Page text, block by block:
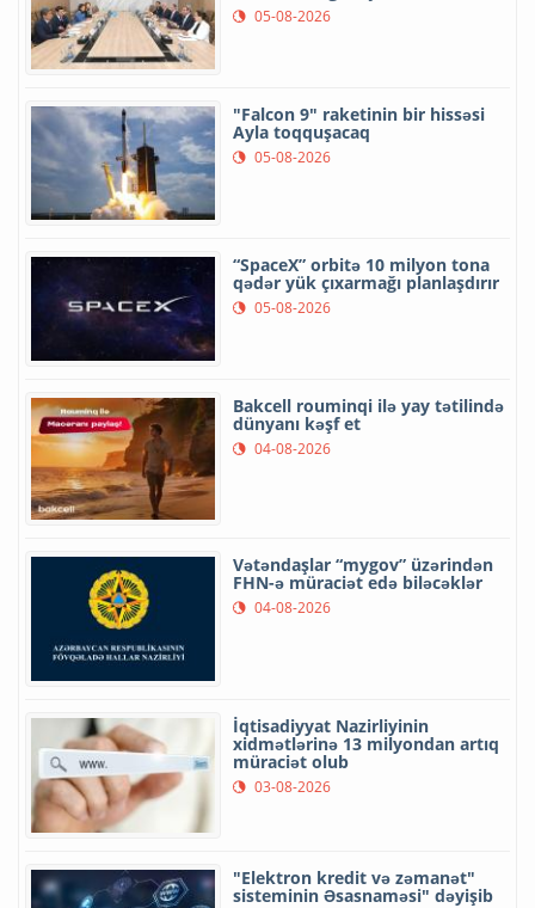
05-08-2026
"Falcon 9" raketinin bir hissəsi
Ayla toqquşacaq
05-08-2026
“SpaceX” orbitə 10 milyon tona
qədər yük çıxarmağı planlaşdırır
05-08-2026
Bakcell rouminqi ilə yay tətilində
dünyanı kəşf et
04-08-2026
Vətəndaşlar “mygov” üzərindən
FHN-ə müraciət edə biləcəklər
04-08-2026
İqtisadiyyat Nazirliyinin
xidmətlərinə 13 milyondan artıq
müraciət olub
03-08-2026
"Elektron kredit və zəmanət"
sisteminin Əsasnaməsi" dəyişib